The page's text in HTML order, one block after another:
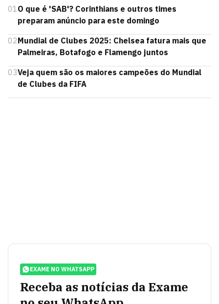
01O que é 'SAB'? Corinthians e outros times
preparam anúncio para este domingo
02Mundial de Clubes 2025: Chelsea fatura mais que
Palmeiras, Botafogo e Flamengo juntos
03Veja quem são os maiores campeões do Mundial
de Clubes da FIFA
EXAME NO WHATSAPP
Receba as notícias da Exame